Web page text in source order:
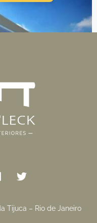
Tijuca – Rio de Janeiro